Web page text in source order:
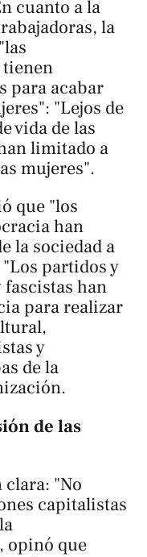
cuanto a la
la
para acabar
"Lejos de
vida de las
limitado a
mujeres".
que "los
han
la sociedad a
partidos y
han
para realizar
y
de la
de las
"No
capitalistas
opinó que